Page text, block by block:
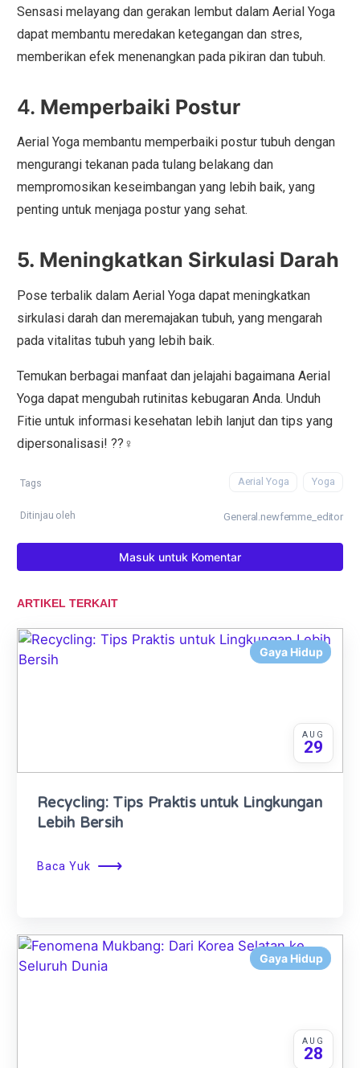
Sensasi melayang dan gerakan lembut dalam Aerial Yoga
dapat membantu meredakan ketegangan dan stres,
memberikan efek menenangkan pada pikiran dan tubuh.
4. Memperbaiki Postur
Aerial Yoga membantu memperbaiki postur tubuh dengan
mengurangi tekanan pada tulang belakang dan
mempromosikan keseimbangan yang lebih baik, yang
penting untuk menjaga postur yang sehat.
5. Meningkatkan Sirkulasi Darah
Pose terbalik dalam Aerial Yoga dapat meningkatkan
sirkulasi darah dan meremajakan tubuh, yang mengarah
pada vitalitas tubuh yang lebih baik.
Temukan berbagai manfaat dan jelajahi bagaimana Aerial
Yoga dapat mengubah rutinitas kebugaran Anda. Unduh
Fitie untuk informasi kesehatan lebih lanjut dan tips yang
dipersonalisasi! ??‍♀️
Tags Aerial Yoga Yoga
Ditinjau oleh General.newfemme_editor
Masuk untuk Komentar
ARTIKEL TERKAIT
Gaya Hidup
AUG
29
Recycling: Tips Praktis untuk Lingkungan
Lebih Bersih
Baca Yuk ⟶
Gaya Hidup
AUG
28